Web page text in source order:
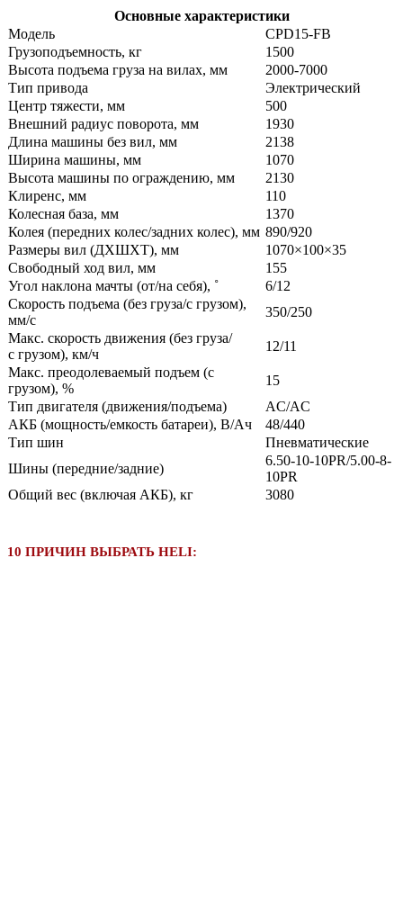
Основные характеристики
Модель
CPD15-FB
Грузоподъемность, кг
1500
Высота подъема груза на вилах, мм
2000-7000
Тип привода
Электрический
Центр тяжести, мм
500
Внешний радиус поворота, мм
1930
Длина машины без вил, мм
2138
Ширина машины, мм
1070
Высота машины по ограждению, мм
2130
Клиренс, мм
110
Колесная база, мм
1370
Колея (передних колес/задних колес), мм 890/920
Размеры вил (ДXШXТ), мм
1070×100×35
Свободный ход вил, мм
155
Угол наклона мачты (от/на себя), ˚
6/12
Скорость подъема (без груза/с грузом),
мм/с
350/250
Макс. скорость движения (без груза/
с грузом), км/ч
12/11
Макс. преодолеваемый подъем (с
грузом), %
15
Тип двигателя (движения/подъема)
AC/AC
АКБ (мощность/емкость батареи), В/Ач
48/440
Тип шин
Пневматические
Шины (передние/задние)
6.50-10-10PR/5.00-8-
10PR
Общий вес (включая АКБ), кг
3080
10 ПРИЧИН ВЫБРАТЬ HELI: